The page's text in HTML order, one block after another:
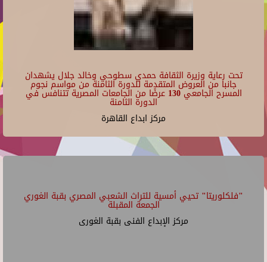
تحت رعاية وزيرة الثقافة حمدي سطوحي وخالد جلال يشهدان
جانبا من العروض المتقدمة للدورة الثامنة من مواسم نجوم
المسرح الجامعي 130 عرضًا من الجامعات المصرية تتنافس في
الدورة الثامنة
مركز ابداع القاهرة
"فلكلوريتا" تحيي أمسية للتراث الشعبي المصري بقبة الغوري
الجمعة المقبلة
مركز الإبداع الفنى بقبة الغورى